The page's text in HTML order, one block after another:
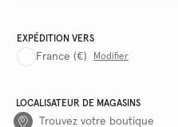
EXPÉDITION VERS
France (€) Modifier
LOCALISATEUR DE MAGASINS
Trouvez votre boutique